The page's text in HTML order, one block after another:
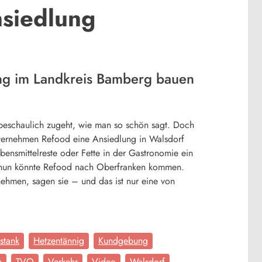
im Landkreis Bamberg bauen
zugeht, wie man so schön sagt. Doch
Refood eine Ansiedlung in Walsdorf
oder Fette in der Gastronomie ein
könnte Refood nach Oberfranken kommen.
sagen sie – und das ist nur eine von
Hetzentännig
Kundgebung